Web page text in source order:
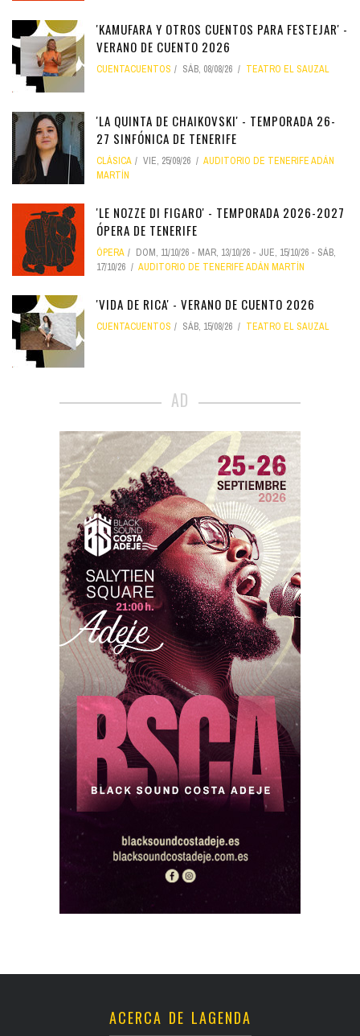
'KAMUFARA Y OTROS CUENTOS PARA FESTEJAR' -
VERANO DE CUENTO 2026
CUENTACUENTOS SÁB, 08/08/26 TEATRO EL SAUZAL
'LA QUINTA DE CHAIKOVSKI' - TEMPORADA 26-
27 SINFÓNICA DE TENERIFE
CLÁSICA VIE, 25/09/26
AUDITORIO DE TENERIFE ADÁN
MARTÍN
'LE NOZZE DI FIGARO' - TEMPORADA 2026-2027
ÓPERA DE TENERIFE
ÓPERA DOM, 11/10/26 - MAR, 13/10/26 - JUE, 15/10/26 - SÁB,
17/10/26
AUDITORIO DE TENERIFE ADÁN MARTÍN
'VIDA DE RICA' - VERANO DE CUENTO 2026
CUENTACUENTOS SÁB, 15/08/26 TEATRO EL SAUZAL
AD
ACERCA DE LAGENDA